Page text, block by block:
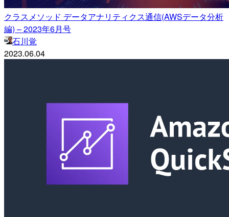
クラスメソッド データアナリティクス通信(AWSデータ分析
編) – 2023年6月号
石川覚
2023.06.04